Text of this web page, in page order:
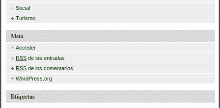
Social
Turismo
Meta
Acceder
RSS de las entradas
RSS de los comentarios
WordPress.org
Etiquetas